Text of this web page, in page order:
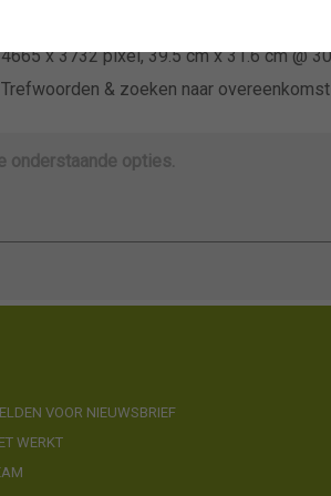
4665 x 3732 pixel, 39.5 cm x 31.6 cm @
Trefwoorden & zoeken naar
onderstaande opties.
VOOR NIEUWSBRIEF
WERKT